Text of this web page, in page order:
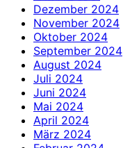
Dezember 2024
November 2024
Oktober 2024
September 2024
August 2024
Juli 2024
Juni 2024
Mai 2024
April 2024
März 2024